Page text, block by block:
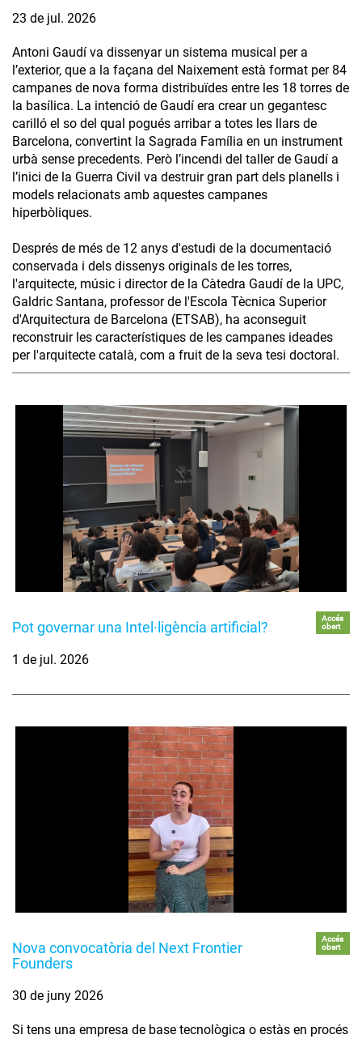
23 de jul. 2026
Antoni Gaudí va dissenyar un sistema musical per a
l’exterior, que a la façana del Naixement està format per 84
campanes de nova forma distribuïdes entre les 18 torres de
la basílica. La intenció de Gaudí era crear un gegantesc
carilló el so del qual pogués arribar a totes les llars de
Barcelona, convertint la Sagrada Família en un instrument
urbà sense precedents. Però l’incendi del taller de Gaudí a
l’inici de la Guerra Civil va destruir gran part dels planells i
models relacionats amb aquestes campanes
hiperbòliques.
Després de més de 12 anys d'estudi de la documentació
conservada i dels dissenys originals de les torres,
l'arquitecte, músic i director de la Càtedra Gaudí de la UPC,
Galdric Santana, professor de l'Escola Tècnica Superior
d'Arquitectura de Barcelona (ETSAB), ha aconseguit
reconstruir les característiques de les campanes ideades
per l'arquitecte català, com a fruit de la seva tesi doctoral.
Pot governar una Intel·ligència artificial?
Accés
obert
1 de jul. 2026
Nova convocatòria del Next Frontier
Founders
Accés
obert
30 de juny 2026
Si tens una empresa de base tecnològica o estàs en procés